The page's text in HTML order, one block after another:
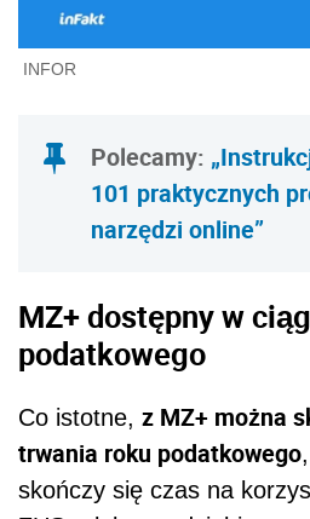
INFOR
Polecamy:
101 praktycznych
narzędzi online”
MZ+ dostępny w
podatkowego
Co istotne, z MZ+ można
trwania roku podatkowego
skończy się czas na